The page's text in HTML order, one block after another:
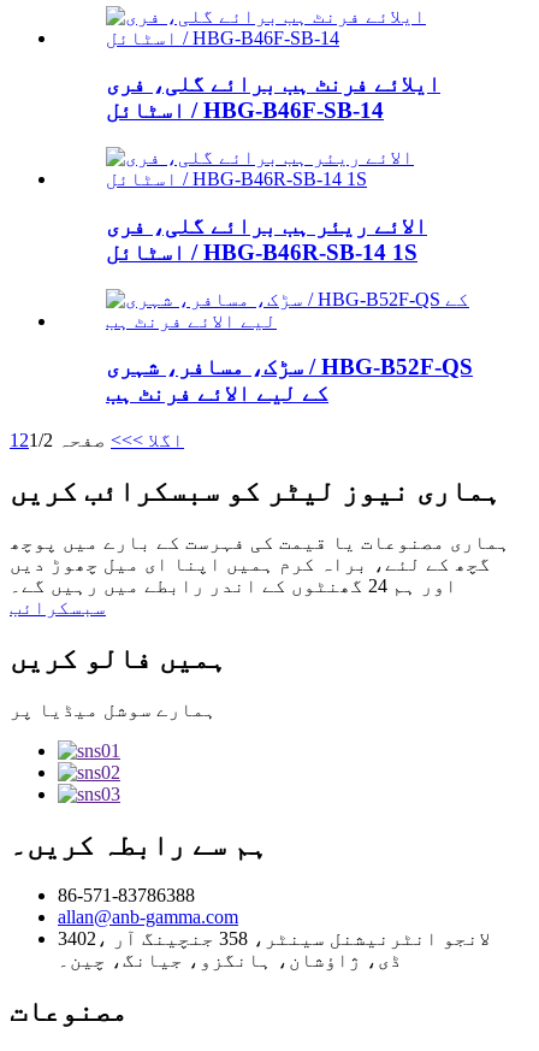
ایلائے فرنٹ ہب برائے گلی، فری
اسٹائل / HBG-B46F-SB-14
الائے ریئر ہب برائے گلی، فری
اسٹائل / HBG-B46R-SB-14 1S
سڑک، مسافر، شہری / HBG-B52F-QS
کے لیے الائے فرنٹ ہب
1 2 اگلا >>> صفحہ 1/2
ہماری نیوز لیٹر کو سبسکرائب کریں
ہماری مصنوعات یا قیمت کی فہرست کے بارے میں پوچھ
گچھ کے لئے، براہ کرم ہمیں اپنا ای میل چھوڑ دیں
اور ہم 24 گھنٹوں کے اندر رابطے میں رہیں گے۔
سبسکرائب
ہمیں فالو کریں
ہمارے سوشل میڈیا پر
ہم سے رابطہ کریں۔
86-571-83786388
allan@anb-gamma.com
3402، لانجو انٹرنیشنل سینٹر، 358 جنچینگ آر
ڈی، ژاؤشان، ہانگزو، جیانگ، چین۔
مصنوعات